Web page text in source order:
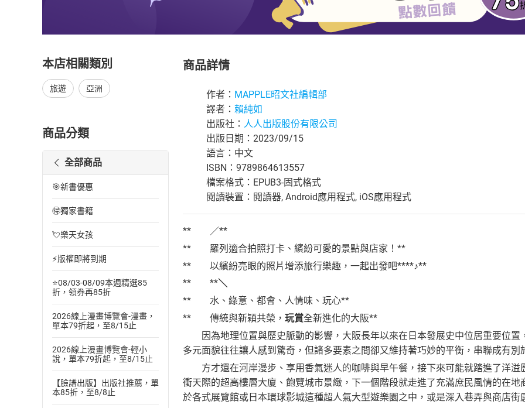
本店相關類別
旅遊 亞洲
商品分類
全部商品
🎯新書優惠
🉐獨家書籍
💘樂天女孩
⚡版權即將到期
⭐08/03-08/09本週精選85
折，領券再85折
2026線上漫畫博覽會-漫畫，
單本79折起，至8/15止
2026線上漫畫博覽會-輕小
說，單本79折起，至8/15止
【臉譜出版】出版社推薦，單
本85折，至8/8止
商品詳情
作者： MAPPLE昭文社編輯部
譯者： 賴純如
出版社： 人人出版股份有限公司
出版日期：2023/09/15
語言：中文
ISBN：9789864613557
檔案格式：EPUB3-固式格式
閱讀裝置：閱讀器, Android應用程式, iOS應用程式
** ／**
** 羅列適合拍照打卡、繽紛可愛的景點與店家！**
** 以繽紛亮眼的照片增添旅行樂趣，一起出發吧****♪**
** **＼
** 水、綠意、都會、人情味、玩心**
** 傳統與新穎共榮， 玩賞全新進化的大阪**
因為地理位置與歷史脈動的影響，大阪長年以來在日本發展史中位居重要位置
多元面貌往往讓人感到驚奇，但諸多要素之間卻又維持著巧妙的平衡，串聯成有別
方才還在河岸漫步、享用香氣迷人的咖啡與早午餐，接下來可能就踏進了洋溢
衝天際的超高樓層大廈、飽覽城市景緻，下一個階段就走進了充滿庶民風情的在
於各式展覽館或日本環球影城這種超人氣大型遊樂園之中，或是深入巷弄與商店